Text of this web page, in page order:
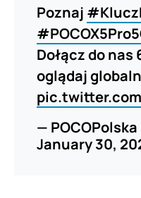
Poznaj
Dołącz do nas
oglądaj
—
January 30,